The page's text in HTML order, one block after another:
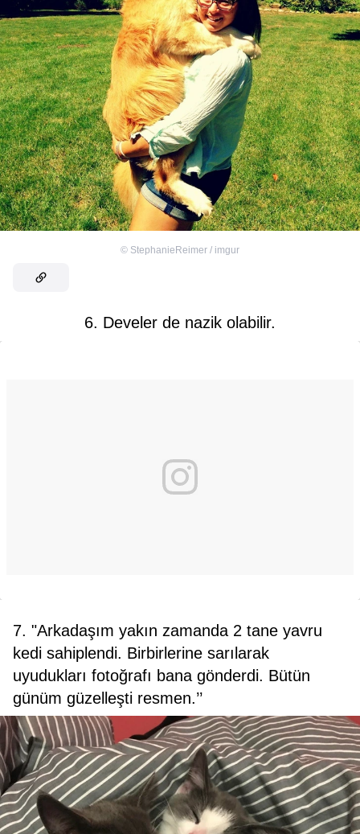
© StephanieReimer / imgur
6. Develer de nazik olabilir.
7. "Arkadaşım yakın zamanda 2 tane yavru
kedi sahiplendi. Birbirlerine sarılarak
uyudukları fotoğrafı bana gönderdi. Bütün
günüm güzelleşti resmen.’’